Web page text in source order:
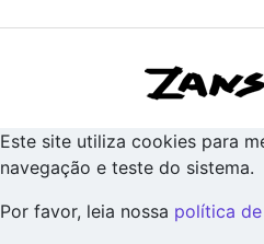
Este site utiliza cookies para
navegação e teste do sistema.
Por favor, leia nossa política